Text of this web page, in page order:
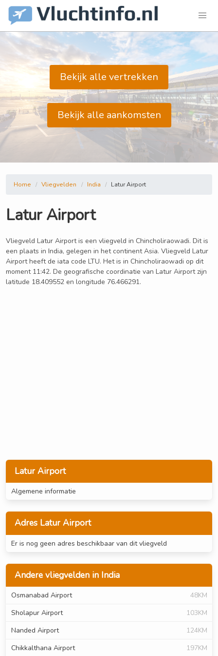
Bekijk alle vertrekken
Bekijk alle aankomsten
Latur Airport
Algemene informatie
Adres Latur Airport
Er is nog geen adres beschikbaar van dit vliegveld
Andere vliegvelden in India
Osmanabad Airport
48KM
Sholapur Airport
103KM
Nanded Airport
124KM
Chikkalthana Airport
197KM
Home Vliegvelden India Latur Airport
Latur Airport
Vliegveld Latur Airport is een vliegveld in Chincholiraowadi. Dit is
een plaats in India, gelegen in het continent Asia. Vliegveld Latur
Airport heeft de iata code LTU. Het is in Chincholiraowadi op dit
moment 11:42. De geografische coordinatie van Latur Airport zijn
latitude 18.409552 en longitude 76.466291.